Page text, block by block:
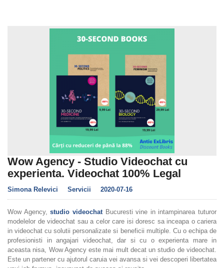
Wow Agency - Studio Videochat cu
experienta. Videochat 100% Legal
Simona Relevici Servicii 2020-07-16
Wow Agency,studio videochatBucuresti vine in intampinarea tuturor
modelelor de videochat sau a celor care isi doresc sa inceapa o cariera
in videochat cu solutii personalizate si beneficii multiple. Cu o echipa de
profesionisti in angajari videochat, dar si cu o experienta mare in
aceasta nisa, Wow Agency este mai mult decat un studio de videochat.
Este un partener cu ajutorul caruia vei avansa si vei descoperi libertatea